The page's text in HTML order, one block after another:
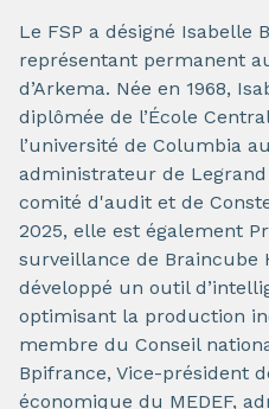
Le FSP a désigné Isabelle
représentant permanent
d’Arkema. Née en 1968,
diplômée de l’École
l’université de Columbia
administrateur de
comité d'audit et de
2025, elle est également
surveillance de Braincube
développé un outil
optimisant la production
membre du Conseil
Bpifrance, Vice-président
économique du MEDEF,